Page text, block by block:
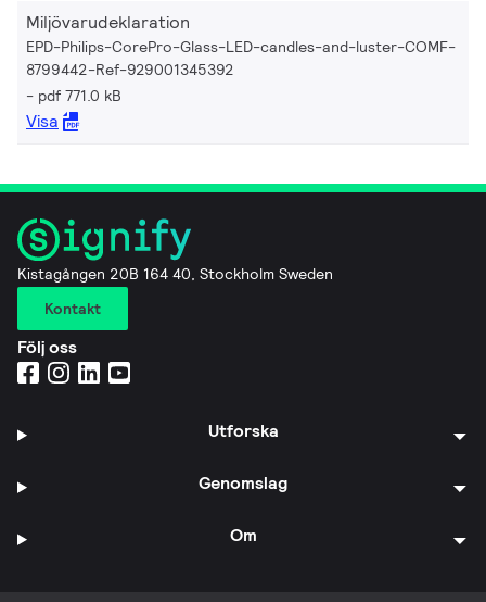
Miljövarudeklaration
EPD-Philips-CorePro-Glass-LED-candles-and-luster-COMF-
8799442-Ref-929001345392
pdf 771.0 kB
Visa
Kistagången 20B 164 40, Stockholm Sweden
Kontakt
Följ oss
Utforska
Genomslag
Om